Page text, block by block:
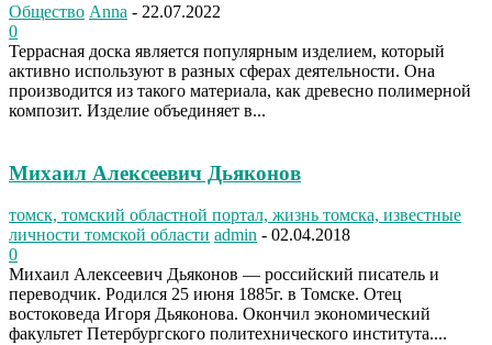
Общество Anna - 22.07.2022
0
Террасная доска является популярным изделием, который
активно используют в разных сферах деятельности. Она
производится из такого материала, как древесно полимерной
композит. Изделие объединяет в...
Михаил Алексеевич Дьяконов
томск, томский областной портал, жизнь томска, известные
личности томской области admin - 02.04.2018
0
Михаил Алексеевич Дьяконов — российский писатель и
переводчик. Родился 25 июня 1885г. в Томске. Отец
востоковеда Игоря Дьяконова. Окончил экономический
факультет Петербургского политехнического института....